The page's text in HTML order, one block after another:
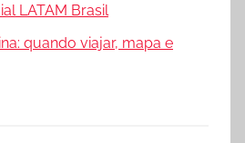
LATAM Brasil
quando viajar, mapa e